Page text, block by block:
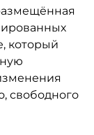
который
свободного